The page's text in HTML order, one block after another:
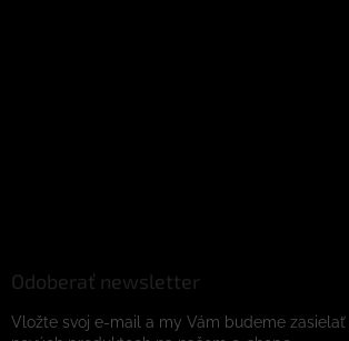
Odoberať newsletter
Vložte svoj e-mail a my Vám budeme